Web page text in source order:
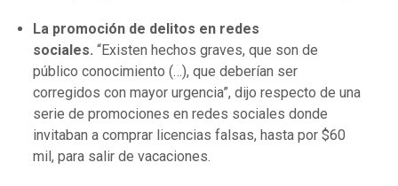
La promoción de delitos en redes
sociales. “Existen hechos graves, que son de
público conocimiento (…), que deberían ser
corregidos con mayor urgencia”, dijo respecto de una
serie de promociones en redes sociales donde
invitaban a comprar licencias falsas, hasta por $60
mil, para salir de vacaciones.